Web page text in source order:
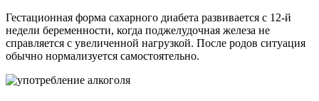
Гестационная форма сахарного диабета развивается с 12-й
недели беременности, когда поджелудочная железа не
справляется с увеличенной нагрузкой. После родов ситуация
обычно нормализуется самостоятельно.